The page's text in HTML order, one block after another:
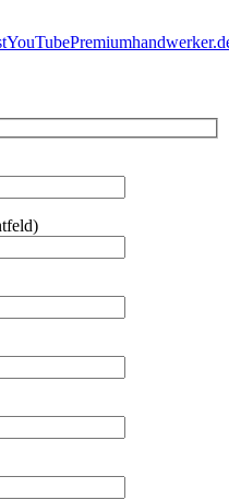
YouTube